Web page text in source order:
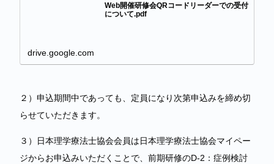
Web開催研修会QRコードリーダーでの受付
について.pdf
drive.google.com
２）申込期間中であっても、定員になり次第申込みを締め切
らせていただきます。
３）日本理学療法士協会会員は日本理学療法士協会マイペー
ジからお申込みいただくことで、前期研修のD-2：症例検討